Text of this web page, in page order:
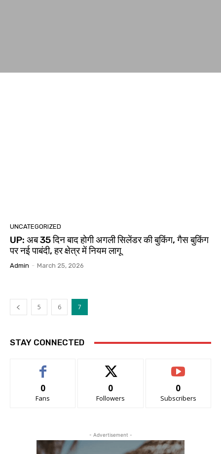
UNCATEGORIZED
UP: अब 35 दिन बाद होगी अगली सिलेंडर की बुकिंग, गैस बुकिंग
पर नई पाबंदी, हर क्षेत्र में नियम लागू
Admin - March 25, 2026
5 6 7
STAY CONNECTED
0
Fans
0
Followers
0
Subscribers
- Advertisement -